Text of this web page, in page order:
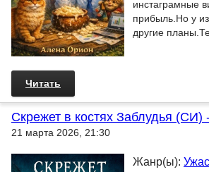
инстаграмные
прибыль.Но у
другие
Читать
Скрежет в костях Заблудья (СИ)
21 марта 2026, 21:30
Жанр(ы):